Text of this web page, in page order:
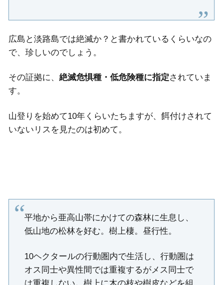
広島と淡路島では絶滅か？と書かれているくらいなの
で、珍しいのでしょう。
その証拠に、 絶滅危惧種・低危険種に指定されていま
す。
山登りを始めて10年くらいたちますが、餌付けされて
いないリスを見たのは初めて。
平地から亜高山帯にかけての森林に生息し、
低山地の松林を好む。樹上棲。昼行性。
10ヘクタールの行動圏内で生活し、行動圏は
オス同士や異性間では重複するがメス同士で